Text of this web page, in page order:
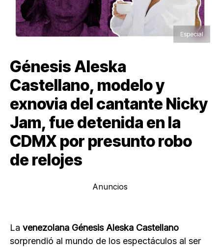
Especial
Génesis Aleska
Castellano, modelo y
exnovia del cantante Nicky
Jam, fue detenida en la
CDMX por presunto robo
de relojes
Anuncios
La venezolana Génesis Aleska Castellano
sorprendió al mundo de los espectáculos al ser